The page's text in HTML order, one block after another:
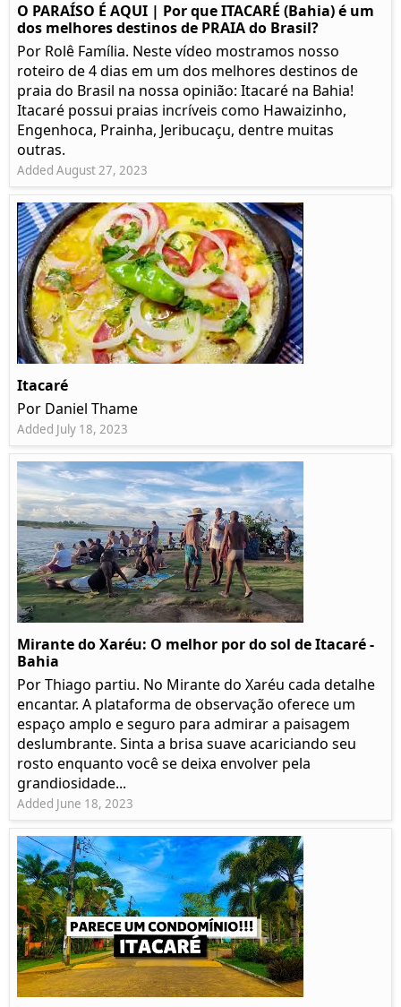
O PARAÍSO É AQUI | Por que ITACARÉ (Bahia) é um
dos melhores destinos de PRAIA do Brasil?
Por Rolê Família. Neste vídeo mostramos nosso
roteiro de 4 dias em um dos melhores destinos de
praia do Brasil na nossa opinião: Itacaré na Bahia!
Itacaré possui praias incríveis como Hawaizinho,
Engenhoca, Prainha, Jeribucaçu, dentre muitas
outras.
Added August 27, 2023
Itacaré
Por Daniel Thame
Added July 18, 2023
Mirante do Xaréu: O melhor por do sol de Itacaré -
Bahia
Por Thiago partiu. No Mirante do Xaréu cada detalhe
encantar. A plataforma de observação oferece um
espaço amplo e seguro para admirar a paisagem
deslumbrante. Sinta a brisa suave acariciando seu
rosto enquanto você se deixa envolver pela
grandiosidade...
Added June 18, 2023